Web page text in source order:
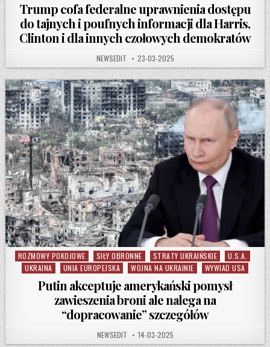
Trump cofa federalne uprawnienia dostępu
do tajnych i poufnych informacji dla Harris,
Clinton i dla innych czołowych demokratów
AUTHOR:
NEWSEDIT PUBLISHED DATE:
23-03-2025
Posted in
ROZMOWY POKOJOWE SIŁY OBRONNE STRATY UKRAIŃSKIE
U.S.A.
UKRAINA
UNIA EUROPEJSKA WOJNA NA UKRAINIE WYWIAD USA
Putin akceptuje amerykański pomysł
zawieszenia broni ale nalega na
“dopracowanie” szczegółów
AUTHOR:
NEWSEDIT PUBLISHED DATE:
14-03-2025